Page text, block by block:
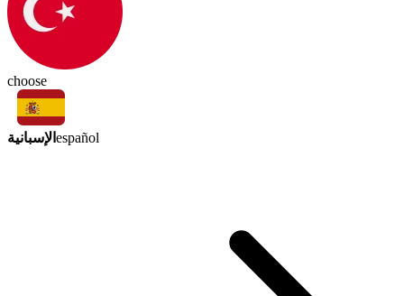
choose
الإسبانية español